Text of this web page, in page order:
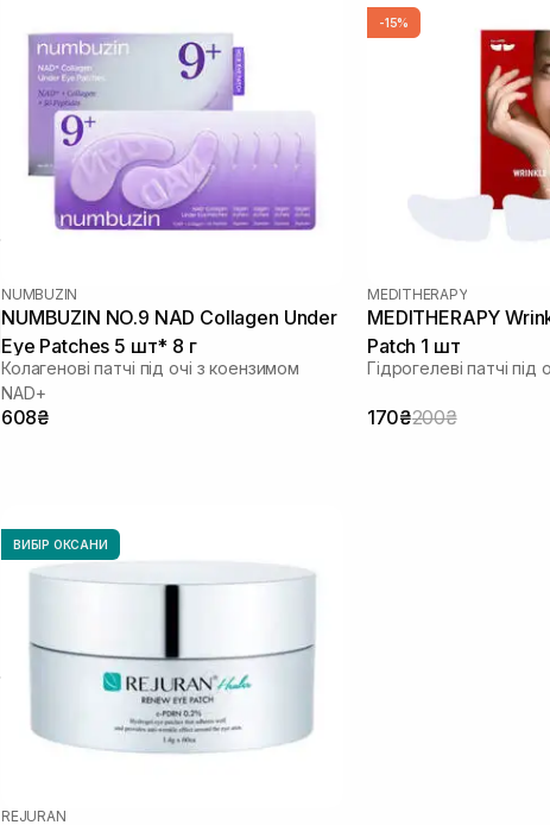
NUMBUZIN
NUMBUZIN NO.9 NAD Collagen Under
Eye Patches 5 шт* 8 г
Колагенові патчі під очі з коензимом
NAD+
608₴
-15%
MEDITHERAPY
MEDITHERAPY
Patch 1 шт
Гідрогелеві патчі під
170₴200₴
ВИБІР ОКСАНИ
REJURAN